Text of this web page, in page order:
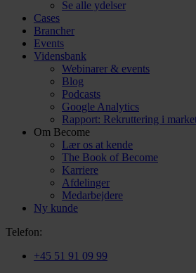
Se alle ydelser
Cases
Brancher
Events
Vidensbank
Webinarer & events
Blog
Podcasts
Google Analytics
Rapport: Rekruttering i
Om Become
Lær os at kende
The Book of Become
Karriere
Afdelinger
Medarbejdere
Ny kunde
Telefon:
+45 51 91 09 99